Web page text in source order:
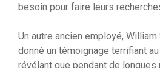
besoin pour faire leurs
Un autre ancien employé, William
donné un témoignage terrifiant
révélant que pendant de